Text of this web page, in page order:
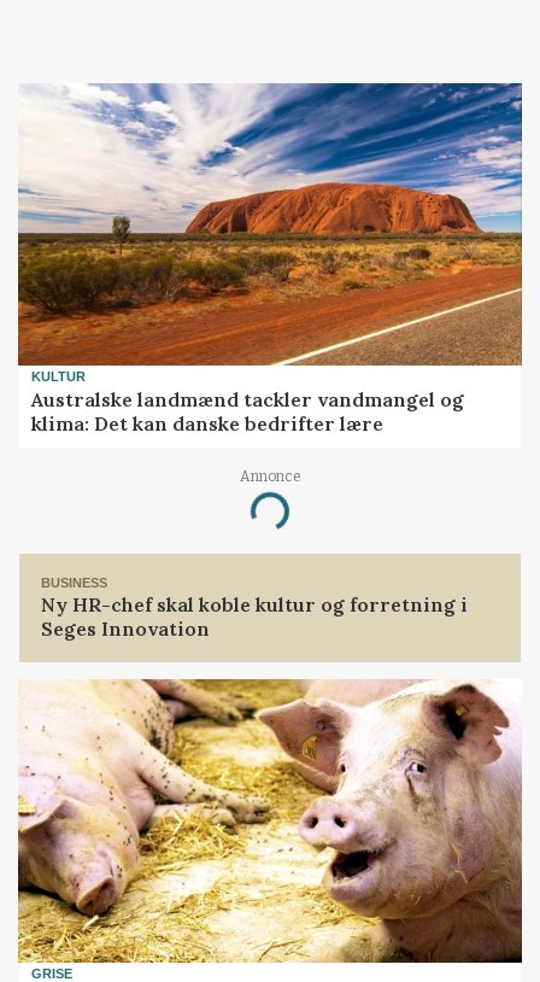
KULTUR
Australske landmænd tackler vandmangel og
klima: Det kan danske bedrifter lære
Annonce
Loading...
BUSINESS
Ny HR-chef skal koble kultur og forretning i
Seges Innovation
GRISE